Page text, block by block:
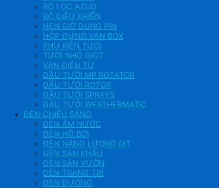
BỘ LỌC AZUD
BỘ ĐIỀU KHIỂN
HẸN GIỜ DÙNG PIN
HỘP ĐỰNG VAN BOX
PHỤ KIỆN TƯỚI
TƯỚI NHỎ GIỌT
VAN ĐIỆN TỪ
ĐẦU TƯỚI MP ROTATOR
ĐẦU TƯỚI ROTOR
ĐẦU TƯỚI SPRAYS
ĐẦU TƯỚI WEATHERMATIC
ĐÈN CHIẾU SÁNG
ĐÈN ÂM NƯỚC
ĐÈN HỒ BƠI
ĐÈN NĂNG LƯỢNG MT
ĐÈN SÂN KHẤU
ĐÈN SÂN VƯỜN
ĐÈN TRANG TRÍ
ĐÈN ĐƯỜNG